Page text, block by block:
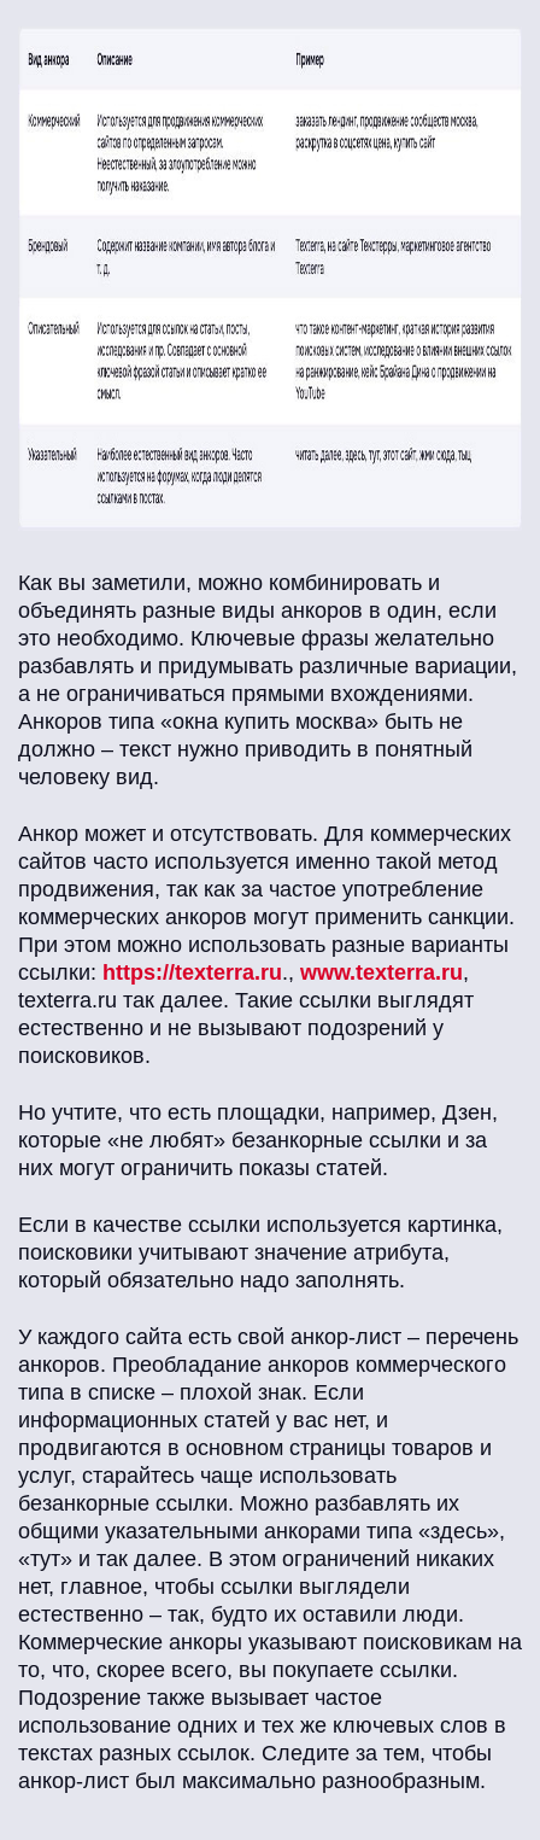
Как вы заметили, можно комбинировать и
объединять разные виды анкоров в один, если
это необходимо. Ключевые фразы желательно
разбавлять и придумывать различные вариации,
а не ограничиваться прямыми вхождениями.
Анкоров типа «окна купить москва» быть не
должно – текст нужно приводить в понятный
человеку вид.
Анкор может и отсутствовать. Для коммерческих
сайтов часто используется именно такой метод
продвижения, так как за частое употребление
коммерческих анкоров могут применить санкции.
При этом можно использовать разные варианты
ссылки: https://texterra.ru., www.texterra.ru,
texterra.ru так далее. Такие ссылки выглядят
естественно и не вызывают подозрений у
поисковиков.
Но учтите, что есть площадки, например, Дзен,
которые «не любят» безанкорные ссылки и за
них могут ограничить показы статей.
Если в качестве ссылки используется картинка,
поисковики учитывают значение атрибута,
который обязательно надо заполнять.
У каждого сайта есть свой анкор-лист – перечень
анкоров. Преобладание анкоров коммерческого
типа в списке – плохой знак. Если
информационных статей у вас нет, и
продвигаются в основном страницы товаров и
услуг, старайтесь чаще использовать
безанкорные ссылки. Можно разбавлять их
общими указательными анкорами типа «здесь»,
«тут» и так далее. В этом ограничений никаких
нет, главное, чтобы ссылки выглядели
естественно – так, будто их оставили люди.
Коммерческие анкоры указывают поисковикам на
то, что, скорее всего, вы покупаете ссылки.
Подозрение также вызывает частое
использование одних и тех же ключевых слов в
текстах разных ссылок. Следите за тем, чтобы
анкор-лист был максимально разнообразным.